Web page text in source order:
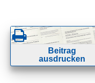
Beitrag
ausdrucken